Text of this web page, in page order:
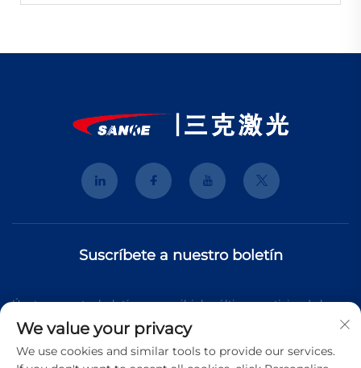
Suscríbete a nuestro boletín
Únete a nuestro boletín para recibir las últimas noticias de la
industria, actualizaciones y perspectivas de nuestro equipo.
We value your privacy
We use cookies and similar tools to provide our services.